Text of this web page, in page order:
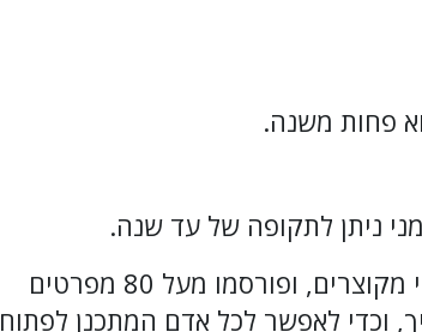
פחות משנה.
ניתן לתקופה של עד שנה.
ברפורמה החדשה לחוק הרישוי נקבעו גם מסלולי רישוי מקוצרים, ופורסמו מעל 80 מפרטים
וכדי לאפשר לכל אדם המתכנן לפתוח